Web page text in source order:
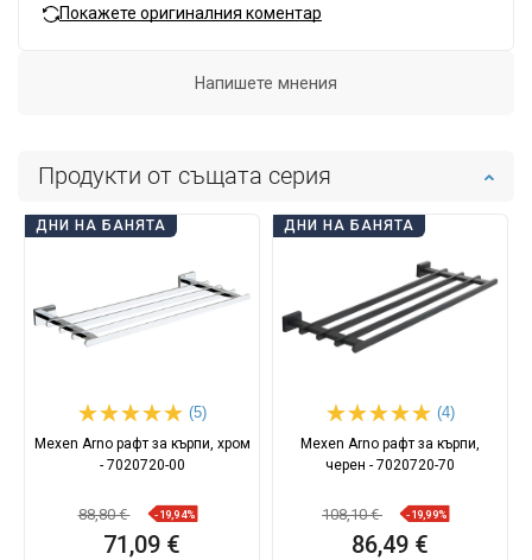
Покажете оригиналния коментар
Напишете мнения
Продукти от същата серия
ДНИ НА БАНЯТА
(5)
Mexen Arno рафт за кърпи, хром
- 7020720-00
88,80 € -19,94%
71,09 €
ДНИ НА БАНЯТА
(4)
Mexen Arno рафт за кърпи,
черен - 7020720-70
108,10 € -19,99%
86,49 €